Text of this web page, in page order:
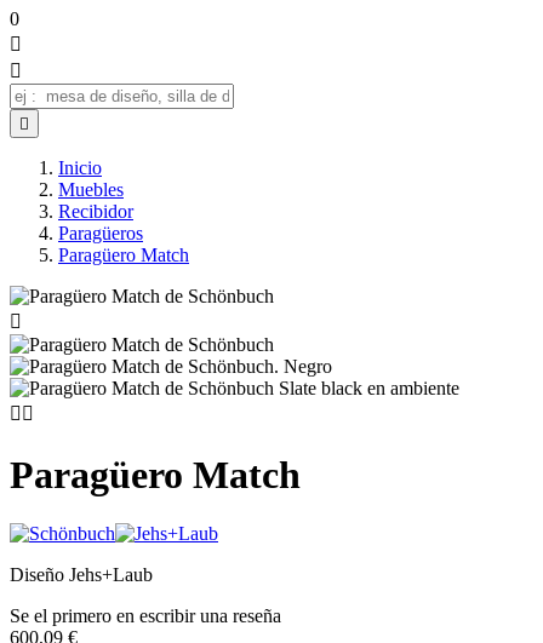
0



Inicio
Muebles
Recibidor
Paragüeros
Paragüero Match

 
Paragüero Match
Diseño Jehs+Laub
Se el primero en escribir una reseña
600,09 €